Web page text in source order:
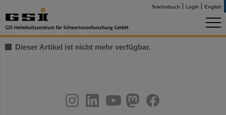
Telefonbuch Login English
Dieser Artikel ist nicht mehr verfügbar.
youtubehelmholtz.socialfacebook